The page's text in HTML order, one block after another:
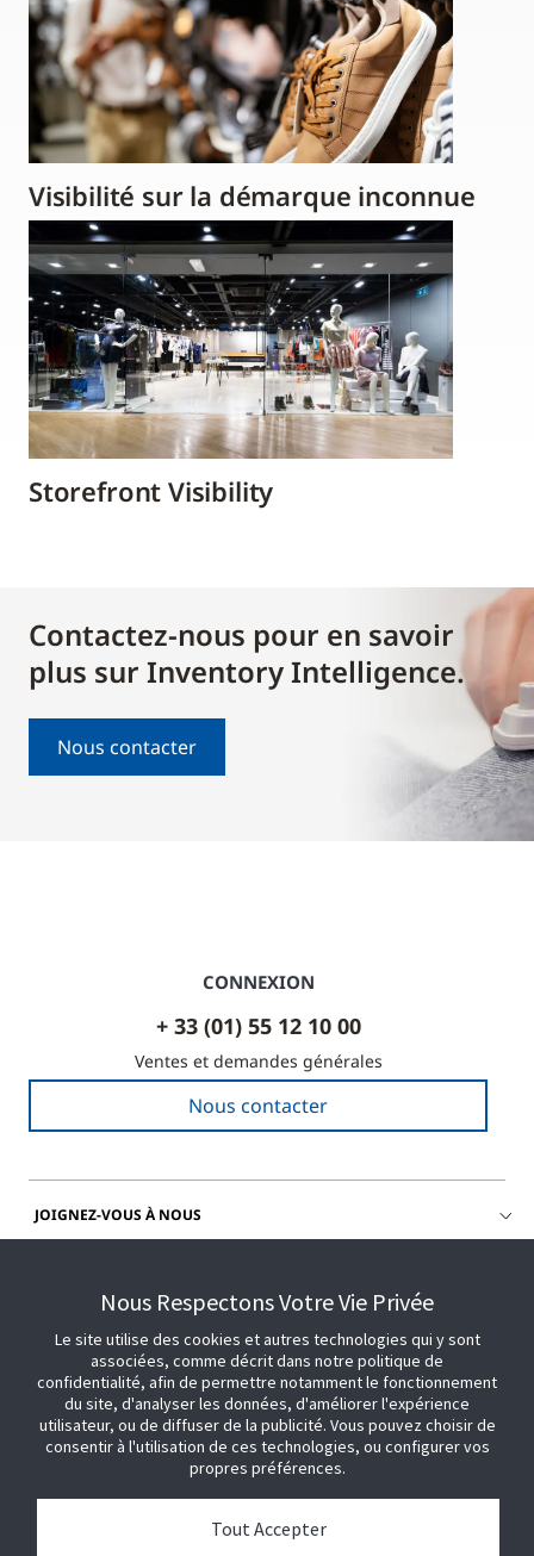
Visibilité sur la démarque inconnue
Storefront Visibility
Contactez-nous pour en savoir
plus sur Inventory Intelligence.
Nous contacter
CONNEXION
+ 33 (01) 55 12 10 00
Ventes et demandes générales
Nous contacter
JOIGNEZ-VOUS À NOUS
Nous Respectons Votre Vie Privée
Le site utilise des cookies et autres technologies qui y sont
associées, comme décrit dans notre politique de
confidentialité, afin de permettre notamment le fonctionnement
du site, d'analyser les données, d'améliorer l'expérience
utilisateur, ou de diffuser de la publicité. Vous pouvez choisir de
consentir à l'utilisation de ces technologies, ou configurer vos
propres préférences.
Tout Accepter